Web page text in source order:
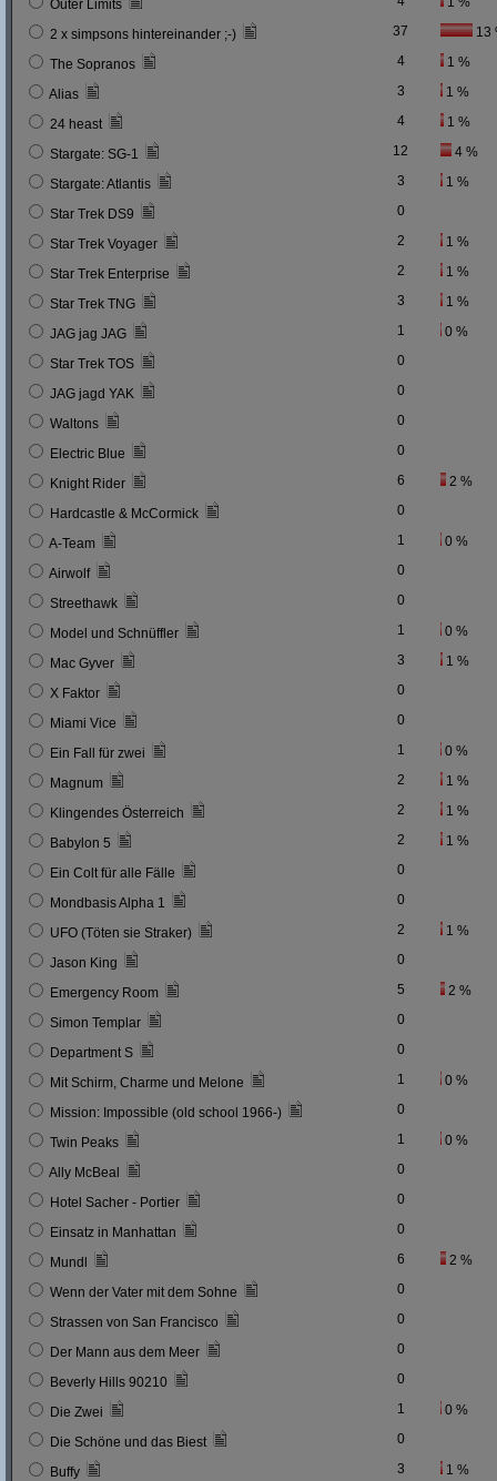
Outer Limits
2 x simpsons hintereinander ;-) 37 13
The Sopranos 4 1 %
Alias 3 1 %
24 heast 4 1 %
Stargate: SG-1 12 4 %
Stargate: Atlantis 3 1 %
Star Trek DS9 0
Star Trek Voyager 2 1 %
Star Trek Enterprise 2 1 %
Star Trek TNG 3 1 %
JAG jag JAG 1 0 %
Star Trek TOS 0
JAG jagd YAK 0
Waltons 0
Electric Blue 0
Knight Rider 6 2 %
Hardcastle & McCormick 0
A-Team 1 0 %
Airwolf 0
Streethawk 0
Model und Schnüffler 1 0 %
Mac Gyver 3 1 %
X Faktor 0
Miami Vice 0
Ein Fall für zwei 1 0 %
Magnum 2 1 %
Klingendes Österreich 2 1 %
Babylon 5 2 1 %
Ein Colt für alle Fälle 0
Mondbasis Alpha 1 0
UFO (Töten sie Straker) 2 1 %
Jason King 0
Emergency Room 5 2 %
Simon Templar 0
Department S 0
Mit Schirm, Charme und Melone 1 0 %
Mission: Impossible (old school 1966-) 0
Twin Peaks 1 0 %
Ally McBeal 0
Hotel Sacher - Portier 0
Einsatz in Manhattan 0
Mundl 6 2 %
Wenn der Vater mit dem Sohne 0
Strassen von San Francisco 0
Der Mann aus dem Meer 0
Beverly Hills 90210 0
Die Zwei 1 0 %
Die Schöne und das Biest 0
Buffy 3 1 %